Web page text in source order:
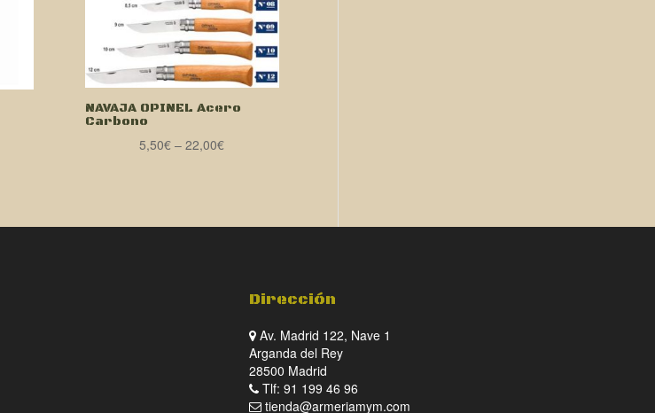
NAVAJA OPINEL Acero
Carbono
5,50€ –22,00€
Dirección
Av. Madrid 122, Nave 1
Arganda del Rey
28500 Madrid
Tlf: 91 199 46 96
tienda@armeriamym.com